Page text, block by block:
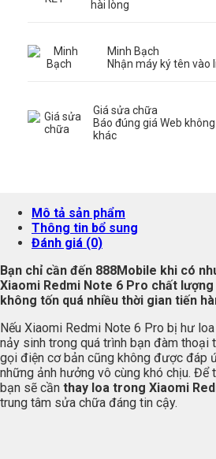
hài lòng
Minh Bạch
Nhận máy ký tên vào
Giá sửa chữa
Báo đúng giá Web
khác
Mô tả sản phẩm
Thông tin bổ sung
Đánh giá (0)
Bạn chỉ cần đến 888Mobile khi có
Xiaomi Redmi Note 6 Pro chất
không tốn quá nhiều thời gian tiến
Nếu Xiaomi Redmi Note 6 Pro bị hư
nảy sinh trong quá trình bạn đàm thoại
gọi điện cơ bản cũng không được đáp
những ảnh hưởng vô cùng khó chịu. Để
bạn sẽ cần thay loa trong Xiaomi
trung tâm sửa chữa đáng tin cậy.